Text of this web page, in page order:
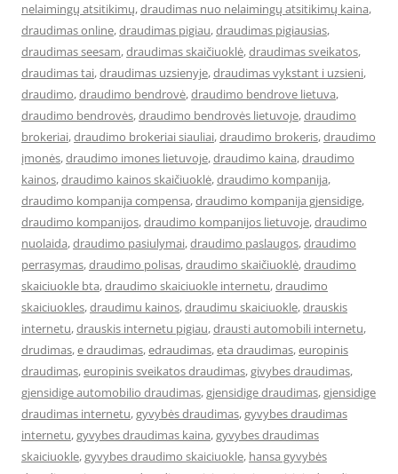
nelaimingų atsitikimų,draudimas nuo nelaimingų atsitikimų kaina,
draudimas online,draudimas pigiau,draudimas pigiausias,
draudimas seesam,draudimas skaičiuoklė,draudimas sveikatos,
draudimas tai,draudimas uzsienyje,draudimas vykstant i uzsieni,
draudimo,draudimo bendrovė,draudimo bendrove lietuva,
draudimo bendrovės,draudimo bendrovės lietuvoje,draudimo
brokeriai,draudimo brokeriai siauliai,draudimo brokeris,draudimo
įmonės,draudimo imones lietuvoje,draudimo kaina,draudimo
kainos,draudimo kainos skaičiuoklė,draudimo kompanija,
draudimo kompanija compensa,draudimo kompanija gjensidige,
draudimo kompanijos,draudimo kompanijos lietuvoje,draudimo
nuolaida,draudimo pasiulymai,draudimo paslaugos,draudimo
perrasymas,draudimo polisas,draudimo skaičiuoklė,draudimo
skaiciuokle bta,draudimo skaiciuokle internetu,draudimo
skaiciuokles,draudimu kainos,draudimu skaiciuokle,drauskis
internetu,drauskis internetu pigiau,drausti automobili internetu,
drudimas,e draudimas,edraudimas,eta draudimas,europinis
draudimas,europinis sveikatos draudimas,givybes draudimas,
gjensidige automobilio draudimas,gjensidige draudimas,gjensidige
draudimas internetu,gyvybės draudimas,gyvybes draudimas
internetu,gyvybes draudimas kaina,gyvybes draudimas
skaiciuokle,gyvybes draudimo skaiciuokle, hansa gyvybės